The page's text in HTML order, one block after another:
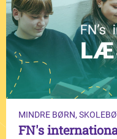
MINDRE BØRN,
FN's